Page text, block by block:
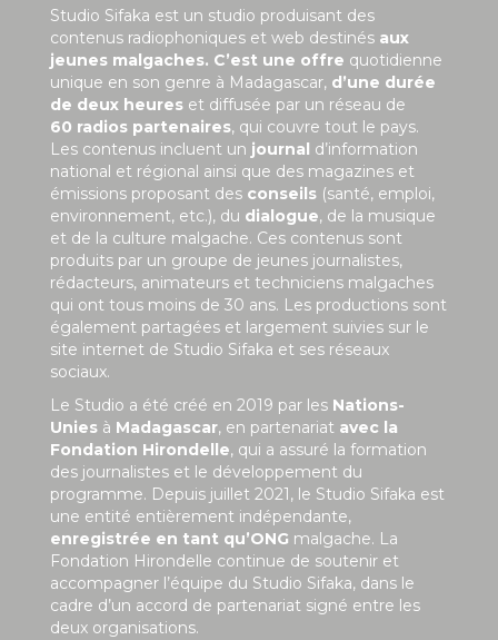
Studio Sifaka est un studio produisant des
contenus radiophoniques et web destinés aux
jeunes malgaches. C’est une offre quotidienne
unique en son genre à Madagascar, d’une durée
de deux heures et diffusée par un réseau de
60 radios partenaires, qui couvre tout le pays.
Les contenus incluent un journal d’information
national et régional ainsi que des magazines et
émissions proposant des conseils (santé, emploi,
environnement, etc.), du dialogue, de la musique
et de la culture malgache. Ces contenus sont
produits par un groupe de jeunes journalistes,
rédacteurs, animateurs et techniciens malgaches
qui ont tous moins de 30 ans. Les productions sont
également partagées et largement suivies sur le
site internet de Studio Sifaka et ses réseaux
sociaux.
Le Studio a été créé en 2019 par les Nations-
Unies à Madagascar, en partenariat avec la
Fondation Hirondelle, qui a assuré la formation
des journalistes et le développement du
programme. Depuis juillet 2021, le Studio Sifaka est
une entité entièrement indépendante,
enregistrée en tant qu’ONG malgache. La
Fondation Hirondelle continue de soutenir et
accompagner l’équipe du Studio Sifaka, dans le
cadre d’un accord de partenariat signé entre les
deux organisations.